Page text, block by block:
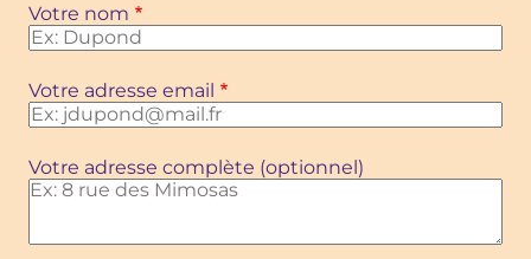
Votre nom
Votre adresse email
Votre adresse complète (optionnel)